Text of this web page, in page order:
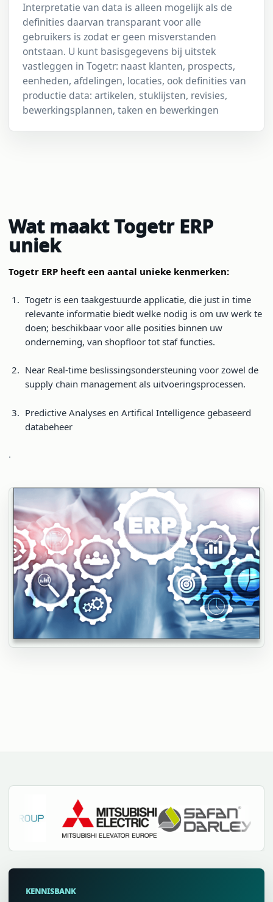
Interpretatie van data is alleen mogelijk als de
definities daarvan transparant voor alle
gebruikers is zodat er geen misverstanden
ontstaan. U kunt basisgegevens bij uitstek
vastleggen in Togetr: naast klanten, prospects,
eenheden, afdelingen, locaties, ook definities van
productie data: artikelen, stuklijsten, revisies,
bewerkingsplannen, taken en bewerkingen
Wat maakt Togetr ERP
uniek
Togetr ERP heeft een aantal unieke kenmerken:
Togetr is een taakgestuurde applicatie, die just in time
relevante informatie biedt welke nodig is om uw werk te
doen; beschikbaar voor alle posities binnen uw
onderneming, van shopfloor tot staf functies.
Near Real-time beslissingsondersteuning voor zowel de
supply chain management als uitvoeringsprocessen.
Predictive Analyses en Artifical Intelligence gebaseerd
databeheer
.
KENNISBANK